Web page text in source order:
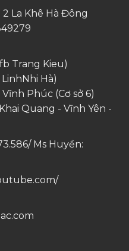
2 La Khê Hà Đông
Trang Kieu)
Hà)
Phúc (Cơ sở 6)
Quang - Vĩnh Yên -
Ms Huyền: